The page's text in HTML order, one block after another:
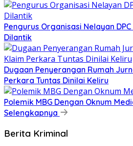
Pengurus Organisasi Nelayan
Dilantik
Dugaan Penyerangan Rumah
Perkara Tuntas Dinilai Keliru
Polemik MBG Dengan Oknum
Selengkapnya
Berita Kriminal